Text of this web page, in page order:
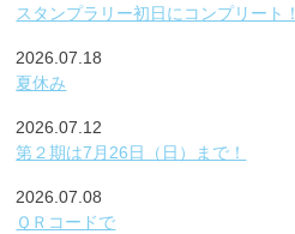
スタンプラリー初日にコンプリート！
2026.07.18
夏休み
2026.07.12
第２期は7月26日（日）まで！
2026.07.08
ＱＲコードで